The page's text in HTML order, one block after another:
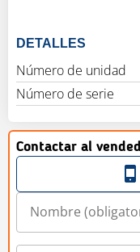
DETALLES
Número de unidad
Número de serie
Contactar al